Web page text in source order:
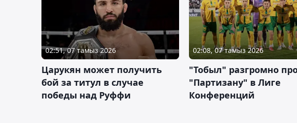
02:51, 07 тамыз 2026
Царукян может получить
бой за титул в случае
победы над Руффи
02:08, 07 тамыз 2026
"Тобыл" разгромно
"Партизану" в Лиге
Конференций